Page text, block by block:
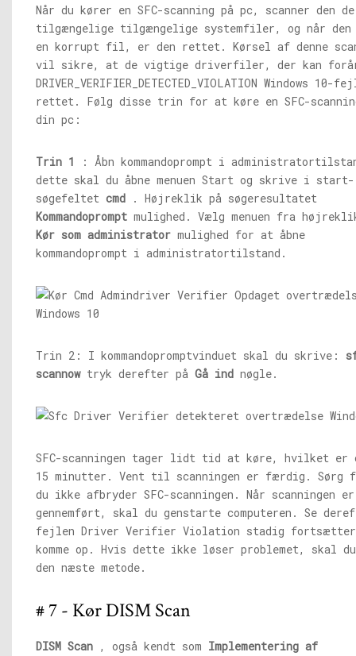
Når du kører en SFC-scanning på pc, scanner den de
tilgængelige tilgængelige systemfiler, og når
en korrupt fil, er den rettet. Kørsel af denne
vil sikre, at de vigtige driverfiler, der kan
DRIVER_VERIFIER_DETECTED_VIOLATION Windows
rettet. Følg disse trin for at køre en SFC-
din pc:
Trin 1
: Åbn kommandoprompt i
dette skal du åbne menuen Start og skrive i start-
søgefeltet cmd . Højreklik på søgeresultatet
Kommandoprompt mulighed. Vælg menuen fra
Kør som administrator mulighed for at åbne
kommandoprompt i administratortilstand.
Trin 2: I kommandopromptvinduet skal du skrive:
scannowtryk derefter på Gå ind nøgle.
SFC-scanningen tager lidt tid at køre, hvilket er
15 minutter. Vent til scanningen er færdig. Sørg
du ikke afbryder SFC-scanningen. Når scanningen er
gennemført, skal du genstarte computeren. Se
fejlen Driver Verifier Violation stadig fortsætter
komme op. Hvis dette ikke løser problemet, skal
den næste metode.
# 7 - Kør DISM Scan
DISM Scan , også kendt som Implementering af